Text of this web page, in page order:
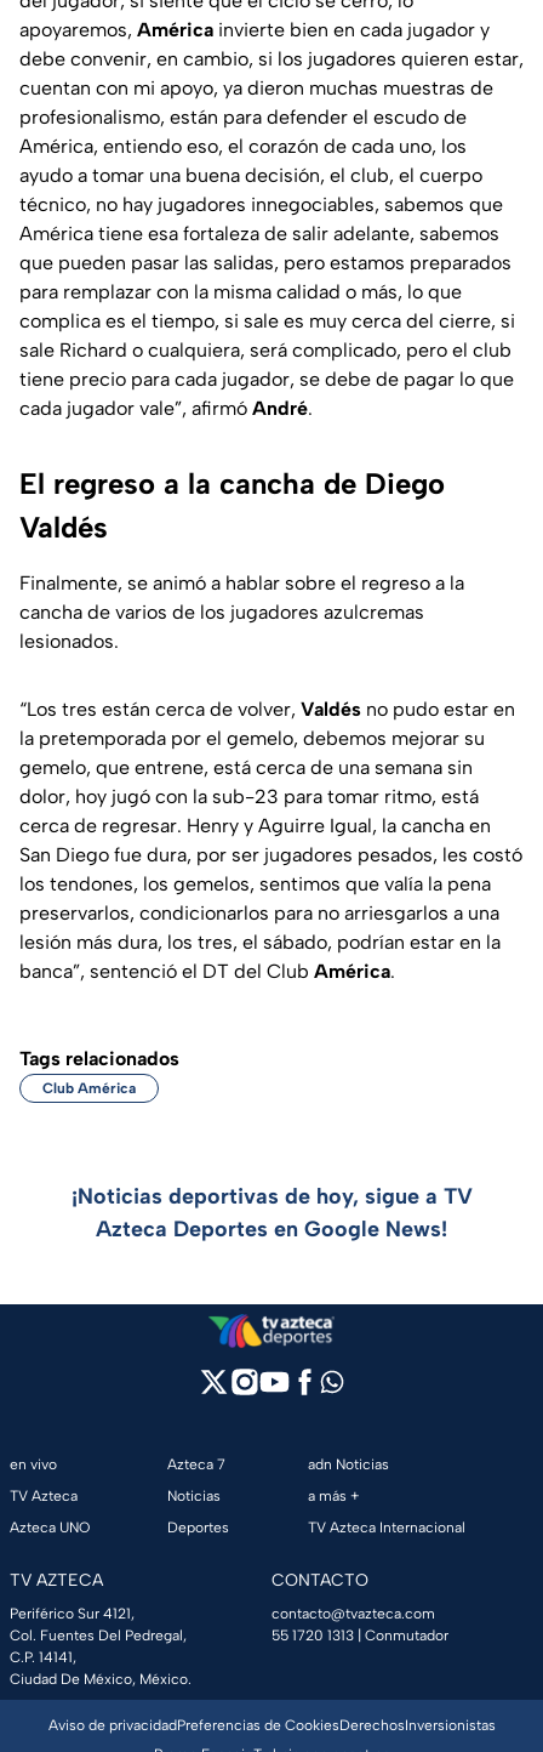
apoyaremos, América invierte bien en cada jugador y
debe convenir, en cambio, si los jugadores quieren estar,
cuentan con mi apoyo, ya dieron muchas muestras de
profesionalismo, están para defender el escudo de
América, entiendo eso, el corazón de cada uno, los
ayudo a tomar una buena decisión, el club, el cuerpo
técnico, no hay jugadores innegociables, sabemos que
América tiene esa fortaleza de salir adelante, sabemos
que pueden pasar las salidas, pero estamos preparados
para remplazar con la misma calidad o más, lo que
complica es el tiempo, si sale es muy cerca del cierre, si
sale Richard o cualquiera, será complicado, pero el club
tiene precio para cada jugador, se debe de pagar lo que
cada jugador vale”, afirmó André.
El regreso a la cancha de Diego
Valdés
Finalmente, se animó a hablar sobre el regreso a la
cancha de varios de los jugadores azulcremas
lesionados.
“Los tres están cerca de volver, Valdés no pudo estar en
la pretemporada por el gemelo, debemos mejorar su
gemelo, que entrene, está cerca de una semana sin
dolor, hoy jugó con la sub-23 para tomar ritmo, está
cerca de regresar. Henry y Aguirre Igual, la cancha en
San Diego fue dura, por ser jugadores pesados, les costó
los tendones, los gemelos, sentimos que valía la pena
preservarlos, condicionarlos para no arriesgarlos a una
lesión más dura, los tres, el sábado, podrían estar en la
banca”, sentenció el DT del Club América.
Tags relacionados
Club América
¡Noticias deportivas de hoy, sigue a TV
Azteca Deportes en Google News!
en vivo
TV Azteca
Azteca UNO
Azteca 7
Noticias
Deportes
adn Noticias
a más +
TV Azteca Internacional
TV AZTECA
Periférico Sur 4121,
Col. Fuentes Del Pedregal,
C.P. 14141,
Ciudad De México, México.
CONTACTO
contacto@tvazteca.com
55 1720 1313 | Conmutador
Aviso de privacidadPreferencias de CookiesDerechosInversionistas